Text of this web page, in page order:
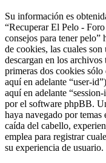
Su información es
“Recuperar El Pelo -
consejos para tener
de cookies, las cuales
descargan en los
primeras dos cookies
aquí en adelante “user-
aquí en adelante
por el software phpBB.
haya navegado por
caída del cabello,
emplea para registrar
su experiencia de usuario.